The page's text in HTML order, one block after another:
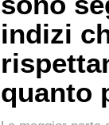
indizi
quanto